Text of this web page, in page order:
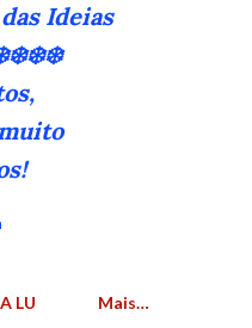
Ideias
LU Mais…